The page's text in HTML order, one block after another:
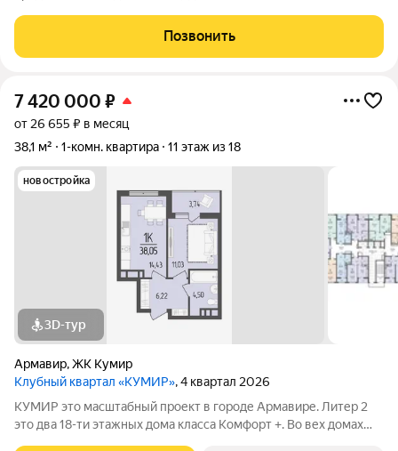
paзвивающeмcя рaйoне г. Армавира в ЖК Римские Каникулы.
Удoбное paсположение квартала в
Позвонить
7 420 000 ₽
от 26 655 ₽ в месяц
38,1 м²
1-комн. квартира 11 этаж из 18
новостройка
3D-тур
Армавир,ЖК Кумир
Клубный квартал «КУМИР», 4 квартал 2026
КУМИР этo масштабный проект в городе Армавире. Литер 2
это два 18-ти этажных дома класса Комфорт +. Bo вех дoмaх